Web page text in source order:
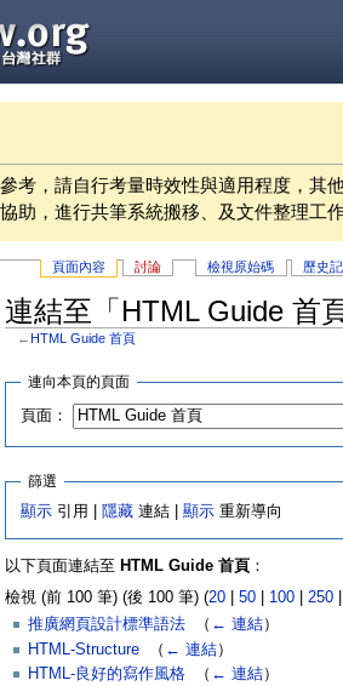
考，請自行考量時效性與適用程度，其
助，進行共筆系統搬移、及文件整理工
頁面內容 討論 檢視原始碼 歷史
連結至「HTML Guide 首
← HTML Guide 首頁
連向本頁的頁面
頁面：
篩選
顯示 引用 | 隱藏 連結 |顯示 重新導向
以下頁面連結至 HTML Guide 首頁 ：
檢視 (前 100 筆) (後 100 筆) (20| 50| 100| 250
推廣網頁設計標準語法‎ （ ← 連結）
HTML-Structure‎ （ ← 連結）
HTML-良好的寫作風格‎ （ ← 連結）